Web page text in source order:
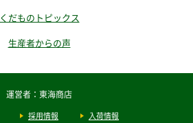
くだものトピックス
生産者からの声
運営者：東海商店
採用情報 入荷情報